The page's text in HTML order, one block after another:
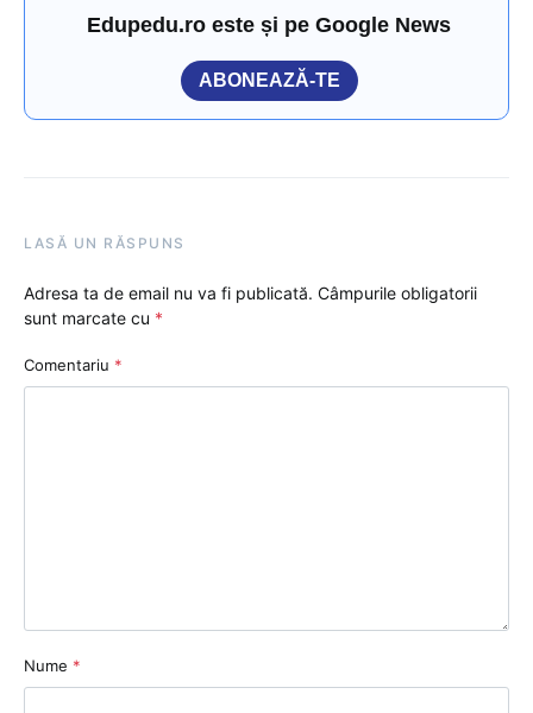
Edupedu.ro este și pe Google News
ABONEAZĂ-TE
LASĂ UN RĂSPUNS
Adresa ta de email nu va fi publicată. Câmpurile obligatorii
sunt marcate cu *
Comentariu *
Nume *